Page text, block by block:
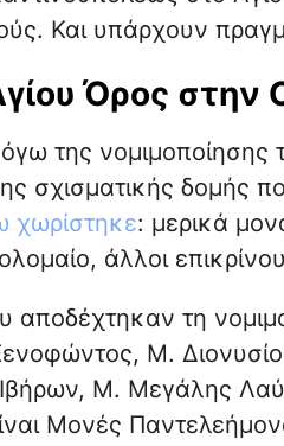
Και υπάρχουν
Όρος στην
της
σχισματικής δομής
χωρίστηκε: μερικά
άλλοι
αποδέχτηκαν τη
Μ.
Μ. Μεγάλης
Μονές